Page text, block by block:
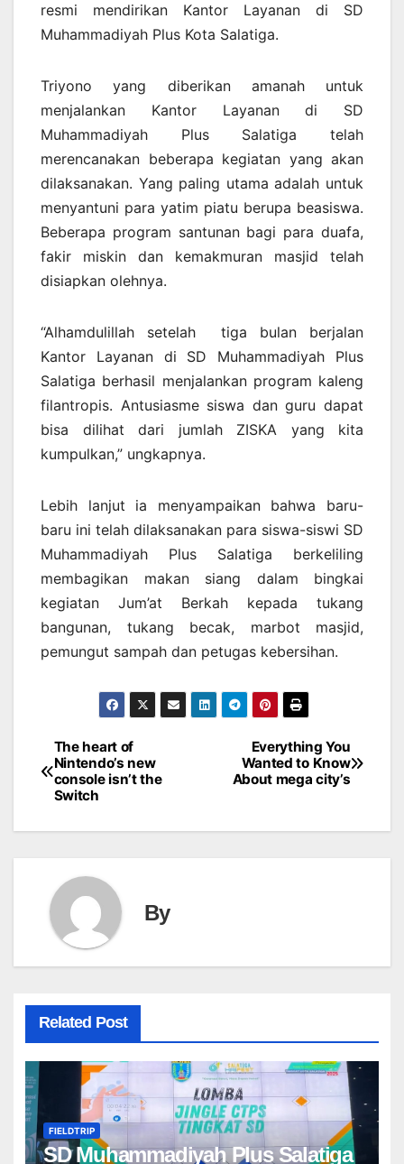
resmi mendirikan Kantor Layanan di SD
Muhammadiyah Plus Kota Salatiga.
Triyono yang diberikan amanah untuk
menjalankan Kantor Layanan di SD
Muhammadiyah Plus Salatiga telah
merencanakan beberapa kegiatan yang akan
dilaksanakan. Yang paling utama adalah untuk
menyantuni para yatim piatu berupa beasiswa.
Beberapa program santunan bagi para duafa,
fakir miskin dan kemakmuran masjid telah
disiapkan olehnya.
“Alhamdulillah setelah tiga bulan berjalan
Kantor Layanan di SD Muhammadiyah Plus
Salatiga berhasil menjalankan program kaleng
filantropis. Antusiasme siswa dan guru dapat
bisa dilihat dari jumlah ZISKA yang kita
kumpulkan,” ungkapnya.
Lebih lanjut ia menyampaikan bahwa baru-
baru ini telah dilaksanakan para siswa-siswi SD
Muhammadiyah Plus Salatiga berkeliling
membagikan makan siang dalam bingkai
kegiatan Jum’at Berkah kepada tukang
bangunan, tukang becak, marbot masjid,
pemungut sampah dan petugas kebersihan.
Post
navigation
Everything You
Wanted to Know
About mega city’s
The heart of
Nintendo’s new
console isn’t the
Switch
By
Related Post
FIELDTRIP
SD Muhammadiyah Plus Salatiga